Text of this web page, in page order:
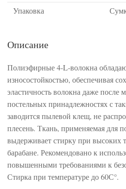
Упаковка
Описание
Полиэфирные 4-L-волокна
износостойкостью, обеспечивая
эластичность волокна даже после
постельных принадлежностях с
заводится пылевой клещ, не
плесень. Ткань, применяемая для
выдерживает стирку при высоких
барабане. Рекомендовано к
повышенными требованиями к
Стирка при температуре до 60С°.